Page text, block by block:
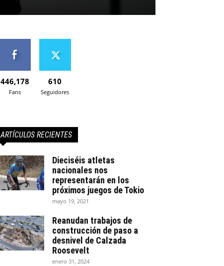
446,178
Fans
610
Seguidores
ARTÍCULOS RECIENTES
Dieciséis atletas
nacionales nos
representarán en los
próximos juegos de Tokio
mayo 19, 2021
Reanudan trabajos de
construcción de paso a
desnivel de Calzada
Roosevelt
enero 31, 2024